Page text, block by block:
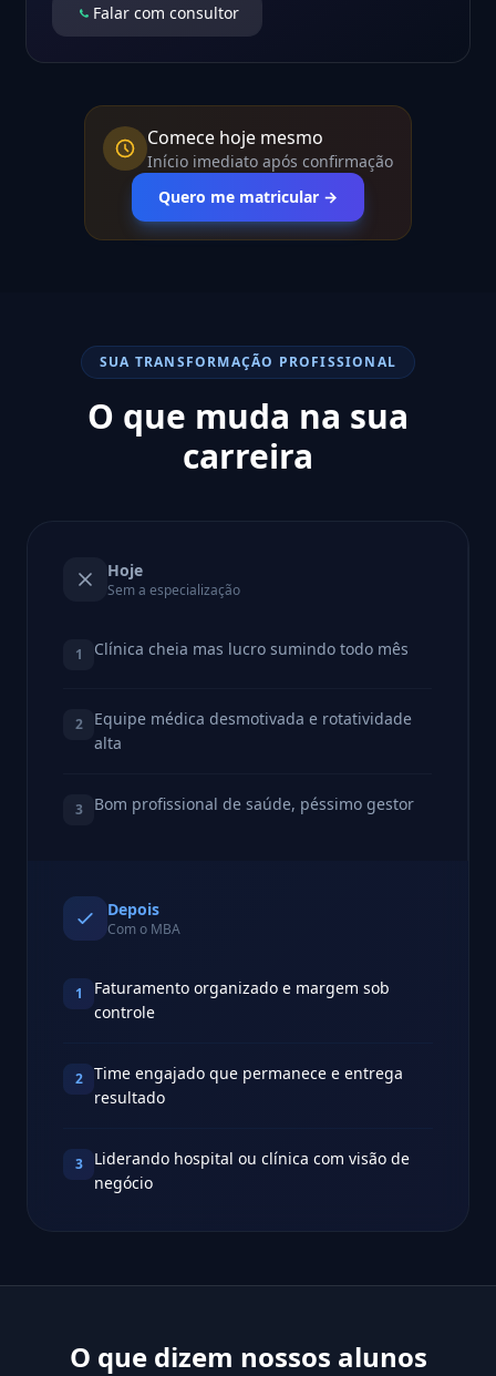
Falar com consultor
Comece hoje mesmo
Início imediato após confirmação
Quero me matricular →
SUA TRANSFORMAÇÃO PROFISSIONAL
O que muda na sua
carreira
Hoje
Sem a especialização
1 Clínica cheia mas lucro sumindo todo mês
2
Equipe médica desmotivada e rotatividade
alta
3 Bom profissional de saúde, péssimo gestor
Depois
Com o MBA
1
Faturamento organizado e margem sob
controle
2
Time engajado que permanece e entrega
resultado
3
Liderando hospital ou clínica com visão de
negócio
O que dizem nossos alunos